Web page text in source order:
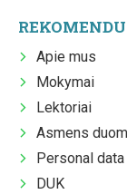
Apie mus
Mokymai
Lektoriai
Asmens
Personal
DUK